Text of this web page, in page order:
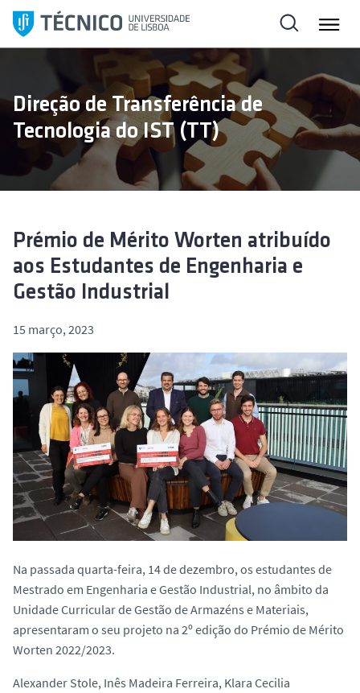
l
a
Direção de Transferência de
Tecnologia do IST (TT)
Prémio de Mérito Worten atribuído
aos Estudantes de Engenharia e
Gestão Industrial
15 março, 2023
Na passada quarta-feira, 14 de dezembro, os estudantes de
Mestrado em Engenharia e Gestão Industrial, no âmbito da
Unidade Curricular de Gestão de Armazéns e Materiais,
apresentaram o seu projeto na 2º edição do Prémio de Mérito
Worten 2022/2023.
Alexander Stole, Inês Madeira Ferreira, Klara Cecilia